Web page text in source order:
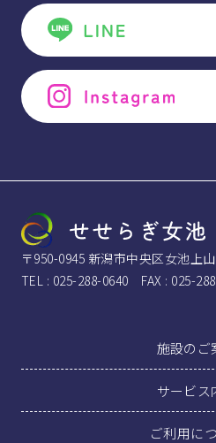
〒950-0945 新潟市中央区女池上
TEL : 025-288-0640 FAX : 025-
施設のご
サービス
ご利用に